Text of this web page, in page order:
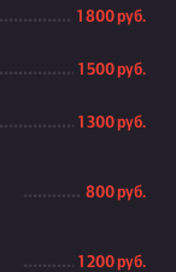
1 800 руб.
1 500 руб.
1 300 руб.
800 руб.
1 200 руб.